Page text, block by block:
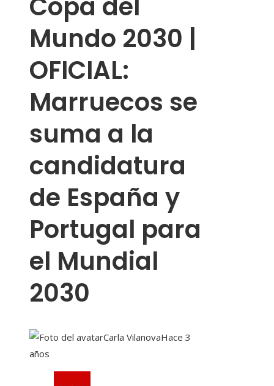
Mundo 2030 |
OFICIAL:
Marruecos se
suma a la
candidatura
de España y
Portugal para
el Mundial
2030
Carla VilanovaHace 3
años